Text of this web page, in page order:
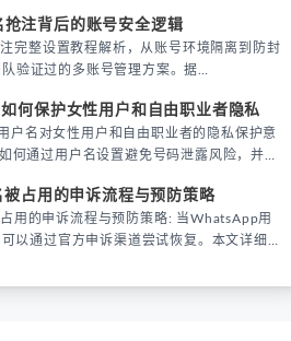
WhatsApp营销策略。
注背后的账号安全逻辑
完整设置教程解析，从账号环境隔离到防封
验证过的多账号管理方案。据
何保护女性用户和自由职业者隐私
户名对女性用户和自由职业者的隐私保护意
何通过用户名设置避免号码泄露风险，并提
首要考量。
占用的申诉流程与预防策略
用的申诉流程与预防策略: 当WhatsApp用
以通过官方申诉渠道尝试恢复。本文详细解